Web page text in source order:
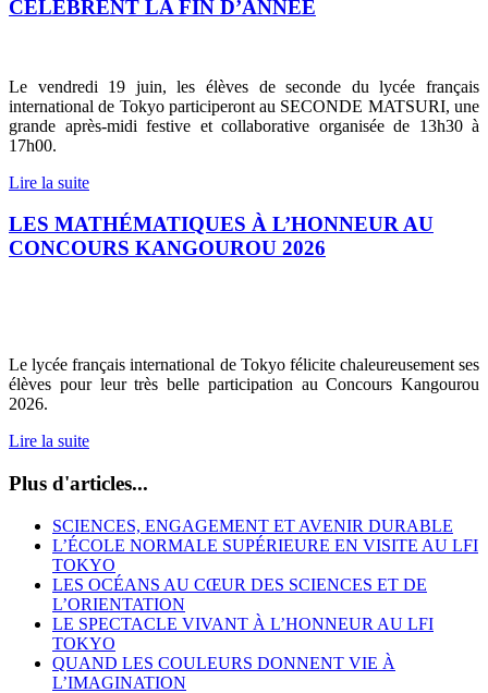
CÉLÈBRENT LA FIN D’ANNÉE
Le vendredi 19 juin, les élèves de seconde du lycée français
international de Tokyo participeront au SECONDE MATSURI, une
grande après-midi festive et collaborative organisée de 13h30 à
17h00.
Lire la suite
LES MATHÉMATIQUES À L’HONNEUR AU
CONCOURS KANGOUROU 2026
Le lycée français international de Tokyo félicite chaleureusement ses
élèves pour leur très belle participation au Concours Kangourou
2026.
Lire la suite
Plus d'articles...
SCIENCES, ENGAGEMENT ET AVENIR DURABLE
L’ÉCOLE NORMALE SUPÉRIEURE EN VISITE AU LFI
TOKYO
LES OCÉANS AU CŒUR DES SCIENCES ET DE
L’ORIENTATION
LE SPECTACLE VIVANT À L’HONNEUR AU LFI
TOKYO
QUAND LES COULEURS DONNENT VIE À
L’IMAGINATION